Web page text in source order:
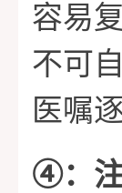
容易
不可
医嘱
➃：注